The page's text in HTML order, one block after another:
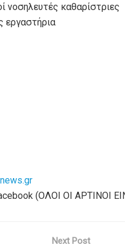
νοσηλευτές καθαρίστριες
εργαστήρια
(ΟΛΟΙ ΟΙ ΑΡΤΙΝΟΙ
Next Post